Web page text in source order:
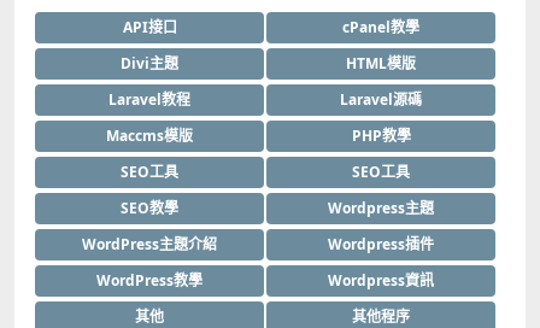
API接口
cPanel教學
Divi主題
HTML模版
Laravel教程
Laravel源碼
Maccms模版
PHP教學
SEO工具
SEO工具
SEO教學
Wordpress主題
WordPress主題介紹
Wordpress插件
WordPress教學
Wordpress資訊
其他
其他程序